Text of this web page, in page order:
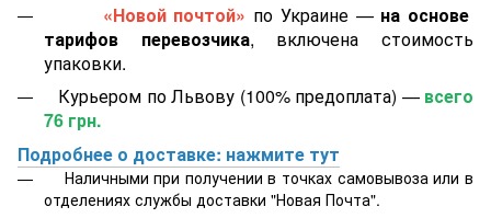
«Новой почтой» по Украине — на основе
тарифов перевозчика, включена стоимость
упаковки.
Курьером по Львову (100% предоплата) — всего
76 грн.
Подробнее о доставке: нажмите тут
Наличными при получении в точках самовывоза или в
отделениях службы доставки "Новая Почта".